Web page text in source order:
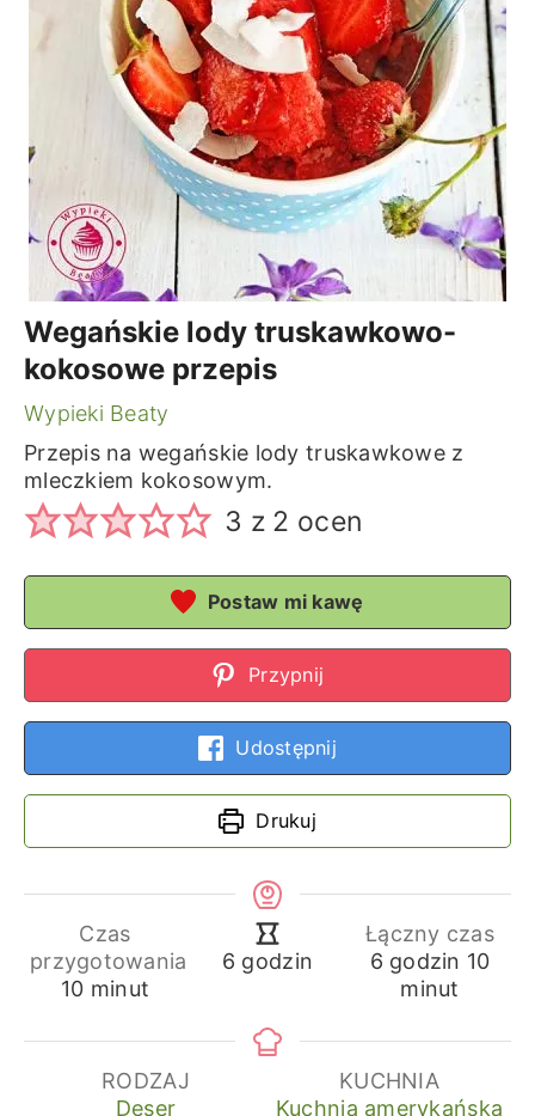
Wegańskie lody truskawkowo-
kokosowe przepis
Wypieki Beaty
Przepis na wegańskie lody truskawkowe z
mleczkiem kokosowym.
3 z 2 ocen
Postaw mi kawę
Przypnij
Udostępnij
Drukuj
Czas
przygotowania
10minuty
minut
6 godziny
godzin
Łączny czas
6godziny
godzin 10
minut
RODZAJ
Deser
KUCHNIA
Kuchnia amerykańska